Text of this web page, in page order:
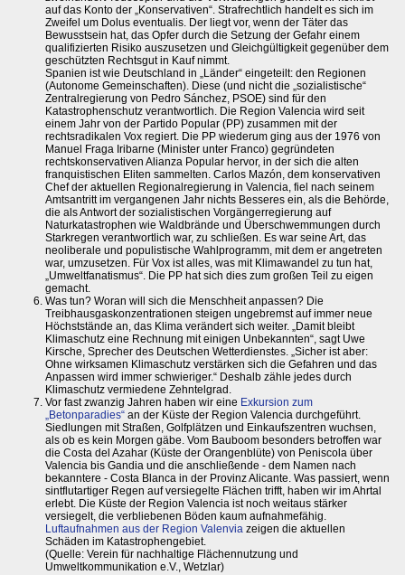
auf das Konto der „Konservativen“. Strafrechtlich handelt es sich im
Zweifel um Dolus eventualis. Der liegt vor, wenn der Täter das
Bewusstsein hat, das Opfer durch die Setzung der Gefahr einem
qualifizierten Risiko auszusetzen und Gleichgültigkeit gegenüber dem
geschützten Rechtsgut in Kauf nimmt.
Spanien ist wie Deutschland in „Länder“ eingeteilt: den Regionen
(Autonome Gemeinschaften). Diese (und nicht die „sozialistische“
Zentralregierung von Pedro Sánchez, PSOE) sind für den
Katastrophenschutz verantwortlich. Die Region Valencia wird seit
einem Jahr von der Partido Popular (PP) zusammen mit der
rechtsradikalen Vox regiert. Die PP wiederum ging aus der 1976 von
Manuel Fraga Iribarne (Minister unter Franco) gegründeten
rechtskonservativen Alianza Popular hervor, in der sich die alten
franquistischen Eliten sammelten. Carlos Mazón, dem konservativen
Chef der aktuellen Regionalregierung in Valencia, fiel nach seinem
Amtsantritt im vergangenen Jahr nichts Besseres ein, als die Behörde,
die als Antwort der sozialistischen Vorgängerregierung auf
Naturkatastrophen wie Waldbrände und Überschwemmungen durch
Starkregen verantwortlich war, zu schließen. Es war seine Art, das
neoliberale und populistische Wahlprogramm, mit dem er angetreten
war, umzusetzen. Für Vox ist alles, was mit Klimawandel zu tun hat,
„Umweltfanatismus“. Die PP hat sich dies zum großen Teil zu eigen
gemacht.
Was tun? Woran will sich die Menschheit anpassen? Die
Treibhausgaskonzentrationen steigen ungebremst auf immer neue
Höchststände an, das Klima verändert sich weiter. „Damit bleibt
Klimaschutz eine Rechnung mit einigen Unbekannten“, sagt Uwe
Kirsche, Sprecher des Deutschen Wetterdienstes. „Sicher ist aber:
Ohne wirksamen Klimaschutz verstärken sich die Gefahren und das
Anpassen wird immer schwieriger.“ Deshalb zähle jedes durch
Klimaschutz vermiedene Zehntelgrad.
Vor fast zwanzig Jahren haben wir eine Exkursion zum
„Betonparadies“ an der Küste der Region Valencia durchgeführt.
Siedlungen mit Straßen, Golfplätzen und Einkaufszentren wuchsen,
als ob es kein Morgen gäbe. Vom Bauboom besonders betroffen war
die Costa del Azahar (Küste der Orangenblüte) von Peniscola über
Valencia bis Gandia und die anschließende - dem Namen nach
bekanntere - Costa Blanca in der Provinz Alicante. Was passiert, wenn
sintflutartiger Regen auf versiegelte Flächen trifft, haben wir im Ahrtal
erlebt. Die Küste der Region Valencia ist noch weitaus stärker
versiegelt, die verbliebenen Böden kaum aufnahmefähig.
Luftaufnahmen aus der Region Valenvia zeigen die aktuellen
Schäden im Katastrophengebiet.
(Quelle: Verein für nachhaltige Flächennutzung und
Umweltkommunikation e.V., Wetzlar)